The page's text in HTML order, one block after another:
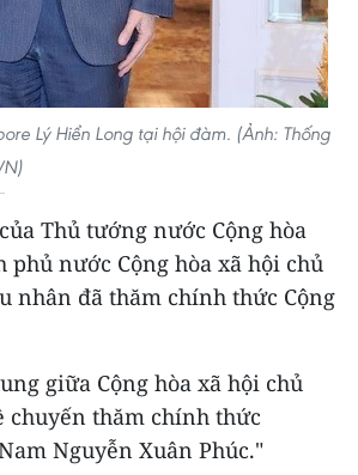
Lý Hiển Long tại hội đàm. (Ảnh: Thống
Thủ tướng nước Cộng hòa
nước Cộng hòa xã hội chủ
nhân đã thăm chính thức Cộng
giữa Cộng hòa xã hội chủ
chuyến thăm chính thức
Nguyễn Xuân Phúc."